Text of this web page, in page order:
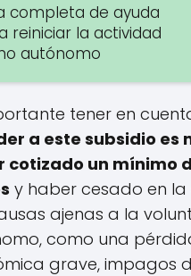
completa de ayuda
reiniciar la actividad
autónomo
tener en
a este subsidio es
cotizado un mínimo
y haber cesado en
ajenas a la
como una
grave, impagos